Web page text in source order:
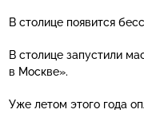
В столице появится
В столице запустили
в Москве».
Уже летом этого года